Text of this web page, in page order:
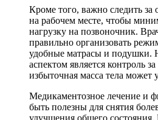
Кроме того, важно следить за
на рабочем месте, чтобы
нагрузку на позвоночник.
правильно организовать
удобные матрасы и подушки.
аспектом является контроль
избыточная масса тела может
Медикаментозное лечение и
быть полезны для снятия
улучшения общего